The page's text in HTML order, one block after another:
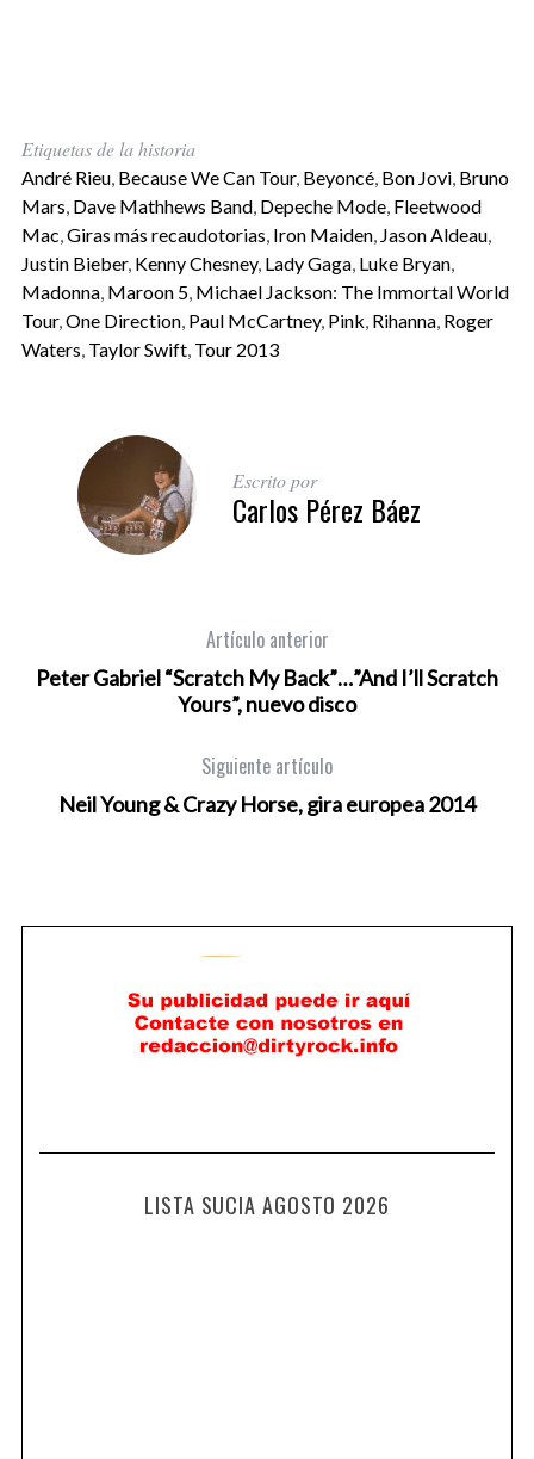
Etiquetas de la historia
André Rieu, Because We Can Tour, Beyoncé, Bon Jovi, Bruno
Mars, Dave Mathhews Band, Depeche Mode, Fleetwood
Mac,Giras más recaudotorias, Iron Maiden, Jason Aldeau,
Justin Bieber, Kenny Chesney, Lady Gaga, Luke Bryan,
Madonna, Maroon 5, Michael Jackson: The Immortal World
Tour,One Direction, Paul McCartney, Pink, Rihanna, Roger
Waters, Taylor Swift, Tour 2013
Escrito por
Carlos Pérez Báez
Artículo anterior
Peter Gabriel “Scratch My Back”…”And I’ll Scratch
Yours”, nuevo disco
Siguiente artículo
Neil Young & Crazy Horse, gira europea 2014
LISTA SUCIA AGOSTO 2026